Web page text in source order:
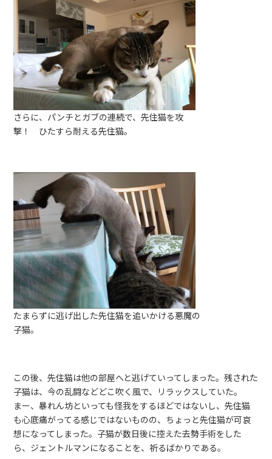
さらに、パンチとガブの連続で、先住猫を攻
撃！ ひたすら耐える先住猫。
たまらずに逃げ出した先住猫を追いかける悪魔の
子猫。
この後、先住猫は他の部屋へと逃げていってしまった。残された
子猫は、今の乱闘などどこ吹く風で、リラックスしていた。
まー、暴れん坊といっても怪我をするほどではないし、先住猫
も心底痛がってる感じではないものの、ちょっと先住猫が可哀
想になってしまった。子猫が数日後に控えた去勢手術をした
ら、ジェントルマンになることを、祈るばかりである。